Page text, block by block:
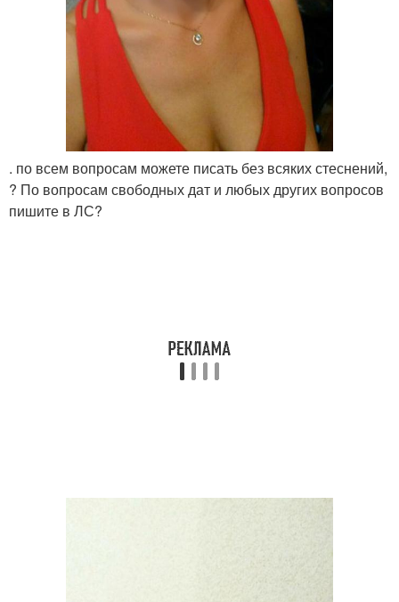
. по всем вопросам можете писать без всяких стеснений,
? По вопросам свободных дат и любых других вопросов
пишите в ЛС?